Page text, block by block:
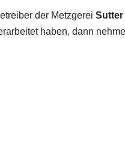
der Metzgerei Sutter
haben, dann